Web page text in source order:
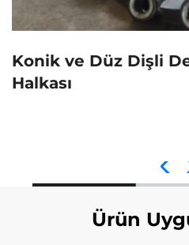
Konik ve Düz Dişli
Halkası
Ürün